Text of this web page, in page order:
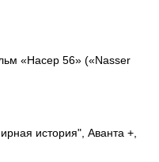
«Насер 56» («Nasser
история", Аванта +,